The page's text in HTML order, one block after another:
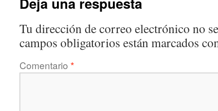
Tu dirección de correo electrónico no
campos obligatorios están marcados
Comentario *